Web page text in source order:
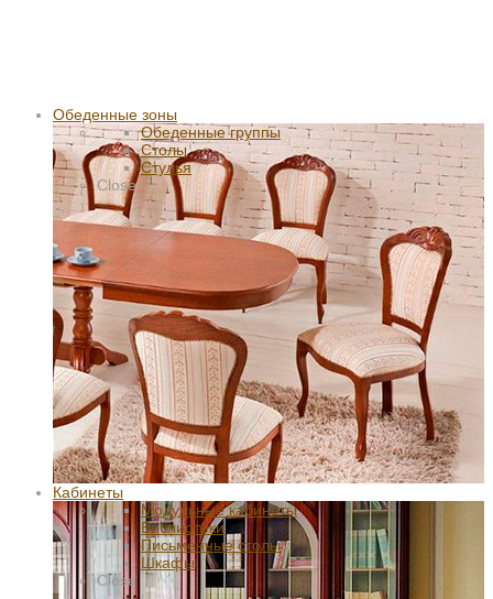
Обеденные зоны
Обеденные группы
Столы
Стулья
Close
Кабинеты
Модульные кабинеты
Библиотеки
Письменные столы
Шкафы
Close